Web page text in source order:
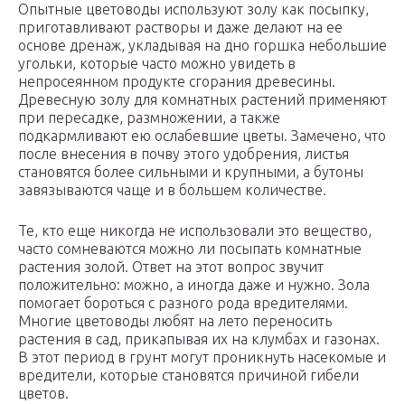
Опытные цветоводы используют золу как посыпку,
приготавливают растворы и даже делают на ее
основе дренаж, укладывая на дно горшка небольшие
угольки, которые часто можно увидеть в
непросеянном продукте сгорания древесины.
Древесную золу для комнатных растений применяют
при пересадке, размножении, а также
подкармливают ею ослабевшие цветы. Замечено, что
после внесения в почву этого удобрения, листья
становятся более сильными и крупными, а бутоны
завязываются чаще и в большем количестве.
Те, кто еще никогда не использовали это вещество,
часто сомневаются можно ли посыпать комнатные
растения золой. Ответ на этот вопрос звучит
положительно: можно, а иногда даже и нужно. Зола
помогает бороться с разного рода вредителями.
Многие цветоводы любят на лето переносить
растения в сад, прикапывая их на клумбах и газонах.
В этот период в грунт могут проникнуть насекомые и
вредители, которые становятся причиной гибели
цветов.